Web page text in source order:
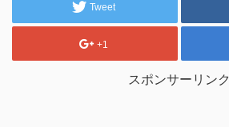
Tweet
+1
スポンサーリンク